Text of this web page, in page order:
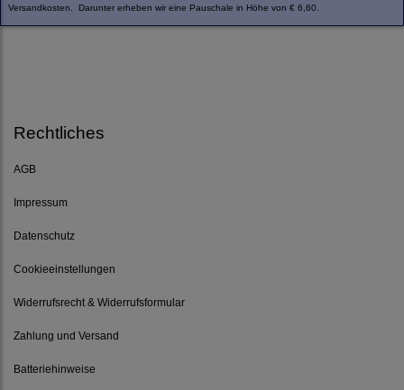
Versandkosten. Darunter erheben wir eine Pauschale in Höhe von € 6,60.
Rechtliches
AGB
Impressum
Datenschutz
Cookieeinstellungen
Widerrufsrecht & Widerrufsformular
Zahlung und Versand
Batteriehinweise